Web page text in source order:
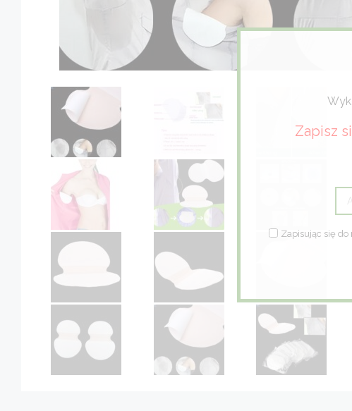
Zapisz
Zapisując się do